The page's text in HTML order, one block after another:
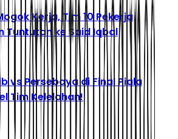
Kerja, Tim 10 Pekerja
Tuntutan ke Said Iqbal
vs Persebaya di Final Piala
Tim Kelelahan!